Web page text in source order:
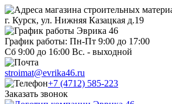
г. Курск, ул. Нижняя Казацкая д.19
График работы: Пн-Пт 9:00 до 17:00
Сб 9:00 до 16:00 Вс. - выходной
stroimat@evrika46.ru
+7 (4712) 585-223
Заказать звонок